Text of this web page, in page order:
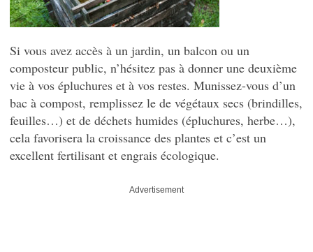
Si vous avez accès à un jardin, un balcon ou un
composteur public, n’hésitez pas à donner une deuxième
vie à vos épluchures et à vos restes. Munissez-vous d’un
bac à compost, remplissez le de végétaux secs (brindilles,
feuilles…) et de déchets humides (épluchures, herbe…),
cela favorisera la croissance des plantes et c’est un
excellent fertilisant et engrais écologique.
Advertisement